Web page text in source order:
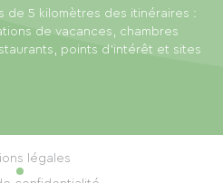
de 5 kilomètres des itinéraires :
de vacances, chambres
points d'intérêt et sites
légales